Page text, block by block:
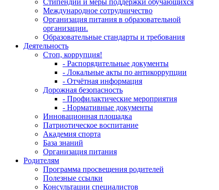
Стипендии и меры поддержки обучающихся
Международное сотрудничество
Организация питания в образовательной
организации.
Образовательные стандарты и требования
Деятельность
Стоп, коррупция!
- Распорядительные документы
- Локальные акты по антикоррупции
- Отчётная информация
Дорожная безопасность
- Профилактические мероприятия
- Нормативные документы
Инновационная площадка
Патриотическое воспитание
Академия спорта
База знаний
Организация питания
Родителям
Программа просвещения родителей
Полезные ссылки
Консультации специалистов